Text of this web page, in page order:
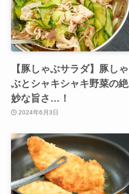
【豚しゃぶサラダ】豚しゃ
ぶとシャキシャキ野菜の絶
妙な旨さ…！
2024年6月3日